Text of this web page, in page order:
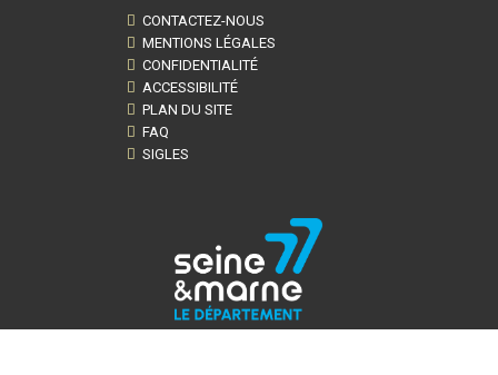
CONTACTEZ-NOUS
MENTIONS LÉGALES
CONFIDENTIALITÉ
ACCESSIBILITÉ
PLAN DU SITE
FAQ
SIGLES